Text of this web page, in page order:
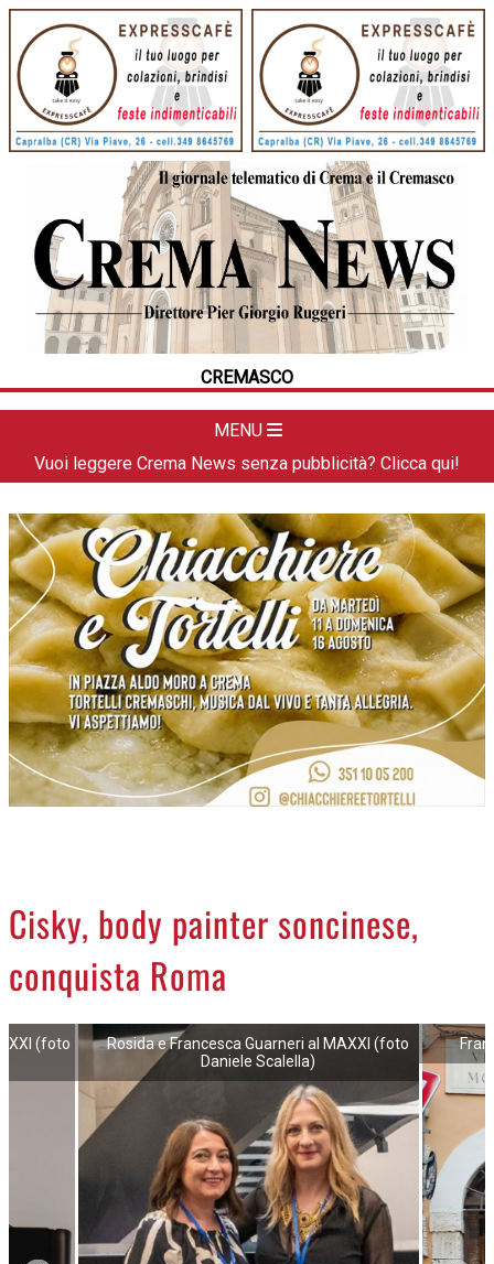
CREMASCO
MENU
HOME
CRONACA
POLITICA
LA FOTO
DAL TERRITORIO
APPUNTAMENTI
CREMASCO
OROSCOPO
LA PIAZZA
ANIMALI
NECROLOGI
ACCEDI
Vuoi leggere Crema News senza pubblicità? Clicca qui!
Cisky, body painter soncinese,
conquista Roma
(foto
Rosida e Francesca Guarneri al MAXXI (foto
Daniele Scalella)